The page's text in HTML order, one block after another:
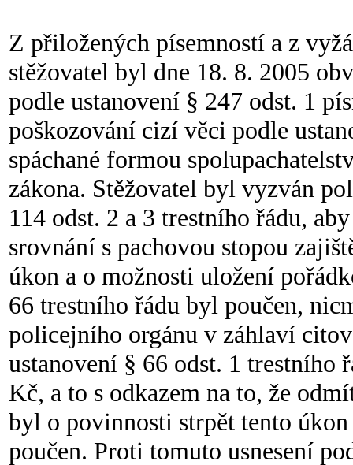
Z přiložených písemností a z
stěžovatel byl dne 18. 8. 2005
podle ustanovení § 247 odst. 1
poškozování cizí věci podle
spáchané formou
zákona. Stěžovatel byl vyzván
114 odst. 2 a 3 trestního řádu,
srovnání s pachovou stopou
úkon a o možnosti uložení
66 trestního řádu byl poučen,
policejního orgánu v záhlaví
ustanovení § 66 odst. 1 trestního
Kč, a to s odkazem na to, že
byl o povinnosti strpět tento
poučen. Proti tomuto usnesení